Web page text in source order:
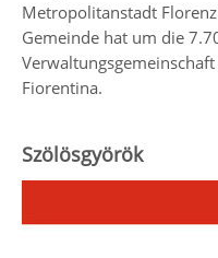
Metropolitanstadt
Gemeinde hat um die
Fiorentina.
Szölösgyörök